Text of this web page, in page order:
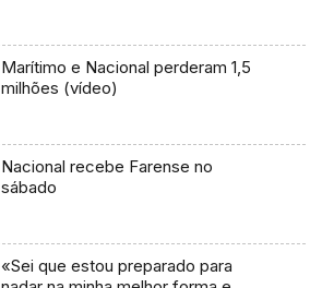
Marítimo e Nacional perderam 1,5
milhões (vídeo)
Nacional recebe Farense no
sábado
«Sei que estou preparado para